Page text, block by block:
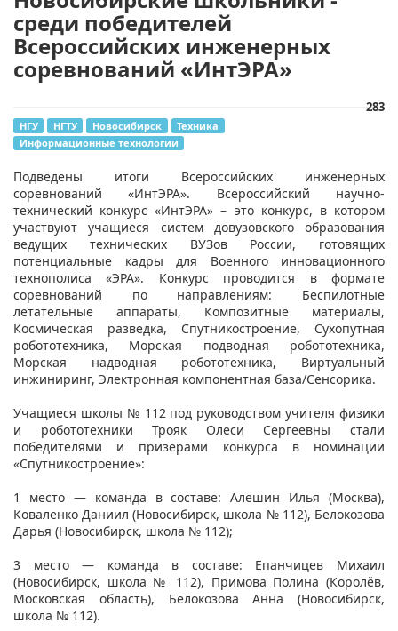
среди победителей
Всероссийских инженерных
соревнований «ИнтЭРА»
283
НГУ НГТУ Новосибирск
Техника
Информационные технологии
Подведены итоги Всероссийских инженерных
соревнований «ИнтЭРА». Всероссийский научно-
технический конкурс «ИнтЭРА» – это конкурс, в котором
участвуют учащиеся систем довузовского образования
ведущих технических ВУЗов России, готовящих
потенциальные кадры для Военного инновационного
технополиса «ЭРА». Конкурс проводится в формате
соревнований по направлениям: Беспилотные
летательные аппараты, Композитные материалы,
Космическая разведка, Спутникостроение, Сухопутная
робототехника, Морская подводная робототехника,
Морская надводная робототехника, Виртуальный
инжиниринг, Электронная компонентная база/Сенсорика.
Учащиеся школы № 112 под руководством учителя физики
и робототехники Трояк Олеси Сергеевны стали
победителями и призерами конкурса в номинации
«Спутникостроение»:
1 место — команда в составе: Алешин Илья (Москва),
Коваленко Даниил (Новосибирск, школа № 112), Белокозова
Дарья (Новосибирск, школа № 112);
3 место — команда в составе: Епанчицев Михаил
(Новосибирск, школа № 112), Примова Полина (Королёв,
Московская область), Белокозова Анна (Новосибирск,
школа № 112).